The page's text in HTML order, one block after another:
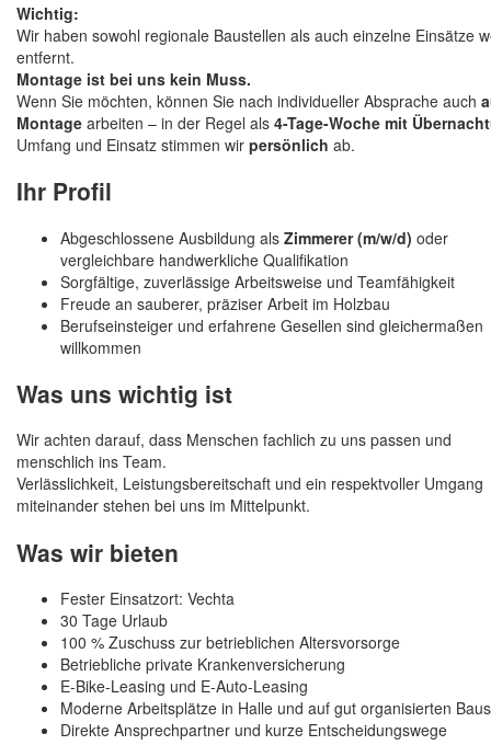
Wichtig:
Wir haben sowohl regionale Baustellen als auch einzelne Einsätze
entfernt.
Montage ist bei uns kein Muss.
Wenn Sie möchten, können Sie nach individueller Absprache auch
Montage arbeiten – in der Regel als 4-Tage-Woche mit
Umfang und Einsatz stimmen wir persönlich ab.
Ihr Profil
Abgeschlossene Ausbildung als Zimmerer (m/w/d) oder
vergleichbare handwerkliche Qualifikation
Sorgfältige, zuverlässige Arbeitsweise und Teamfähigkeit
Freude an sauberer, präziser Arbeit im Holzbau
Berufseinsteiger und erfahrene Gesellen sind gleichermaßen
willkommen
Was uns wichtig ist
Wir achten darauf, dass Menschen fachlich zu uns passen und
menschlich ins Team.
Verlässlichkeit, Leistungsbereitschaft und ein respektvoller Umgang
miteinander stehen bei uns im Mittelpunkt.
Was wir bieten
Fester Einsatzort: Vechta
30 Tage Urlaub
100 % Zuschuss zur betrieblichen Altersvorsorge
Betriebliche private Krankenversicherung
E-Bike-Leasing und E-Auto-Leasing
Moderne Arbeitsplätze in Halle und auf gut organisierten
Direkte Ansprechpartner und kurze Entscheidungswege